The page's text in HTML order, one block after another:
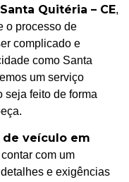
Quitéria – CE,
o processo de
complicado e
como Santa
um serviço
seja feito de forma
veículo em
com um
e exigências